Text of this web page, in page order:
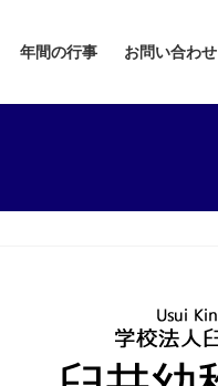
年間の行事 お問い合わせ